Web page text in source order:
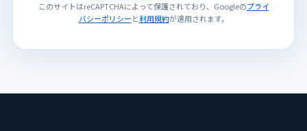
このサイトはreCAPTCHAによって保護されており、Googleのプライ
バシーポリシーと利用規約が適用されます。